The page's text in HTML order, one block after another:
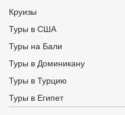
Круизы
Туры в США
Туры на Бали
Туры в Доминикану
Туры в Турцию
Туры в Египет